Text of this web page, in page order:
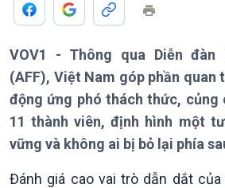
VOV1 - Thông qua Diễn đàn
(AFF), Việt Nam góp phần quan
động ứng phó thách thức, củng
11 thành viên, định hình một
vững và không ai bị bỏ lại phía
Đánh giá cao vai trò dẫn dắt